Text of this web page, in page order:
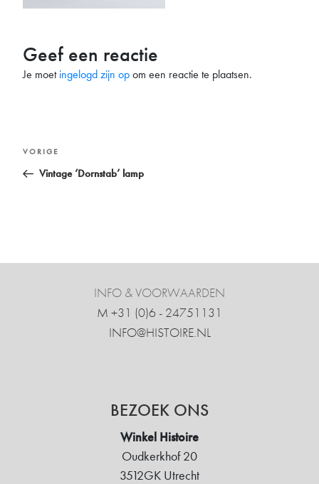
Geef een reactie
Je moetingelogd zijn opom een reactie te plaatsen.
Bericht
navigatie
Vorig
bericht
VORIGE
Vintage ‘Dornstab’ lamp
INFO & VOORWAARDEN
M +31 ‍(0)6 - 24751131
INFO@HISTOIRE.NL
BEZOEK ONS
Winkel Histoire
Oudkerkhof 20
3512GK Utrecht